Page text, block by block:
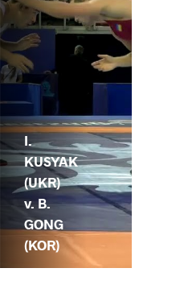
I.
KUSYAK
(UKR)
v. B.
GONG
(KOR)